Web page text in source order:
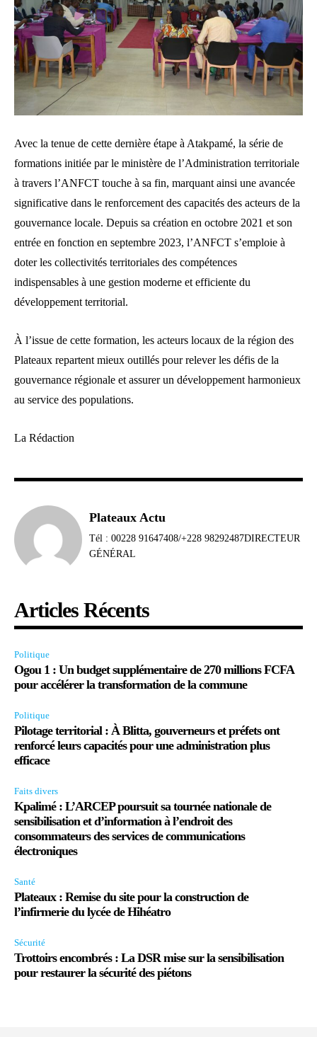
Avec la tenue de cette dernière étape à Atakpamé, la série de
formations initiée par le ministère de l’Administration territoriale
à travers l’ANFCT touche à sa fin, marquant ainsi une avancée
significative dans le renforcement des capacités des acteurs de la
gouvernance locale. Depuis sa création en octobre 2021 et son
entrée en fonction en septembre 2023, l’ANFCT s’emploie à
doter les collectivités territoriales des compétences
indispensables à une gestion moderne et efficiente du
développement territorial.
À l’issue de cette formation, les acteurs locaux de la région des
Plateaux repartent mieux outillés pour relever les défis de la
gouvernance régionale et assurer un développement harmonieux
au service des populations.
La Rédaction
Plateaux Actu
Tél : 00228 91647408/+228 98292487DIRECTEUR
GÉNÉRAL
Articles Récents
Politique
Ogou 1 : Un budget supplémentaire de 270 millions FCFA
pour accélérer la transformation de la commune
Politique
Pilotage territorial : À Blitta, gouverneurs et préfets ont
renforcé leurs capacités pour une administration plus
efficace
Faits divers
Kpalimé : L’ARCEP poursuit sa tournée nationale de
sensibilisation et d’information à l’endroit des
consommateurs des services de communications
électroniques
Santé
Plateaux : Remise du site pour la construction de
l’infirmerie du lycée de Hihéatro
Sécurité
Trottoirs encombrés : La DSR mise sur la sensibilisation
pour restaurer la sécurité des piétons